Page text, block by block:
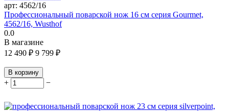
арт: 4562/16
Профессиональный поварской нож 16 см серия Gourmet,
4562/16, Wusthof
0.0
В магазине
12 490 ₽ 9 799 ₽
В корзину
+ −